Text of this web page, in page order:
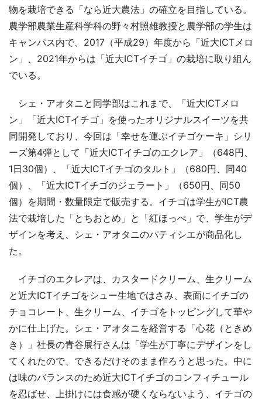
物を栽培できる「なら近大農法」の確立を目指している。
農学部農業生産科学科の野々村照雄教授と農学部の学生は
キャンパス内で、2017（平成29）年度から「近大ICTメロ
ン」、2021年からは「近大ICTイチゴ」の栽培に取り組ん
でいる。
シェ・アオタニと同学部はこれまで、「近大ICTメロ
ン」「近大ICTイチゴ」を使ったオリジナルスイーツを共
同開発しており、今回は「幸せを運ぶイチゴケーキ」シリ
ーズ第4弾として「近大ICTイチゴのエクレア」（648円、
1日30個）、「近大ICTイチゴのタルト」（680円、同40
個）、「近大ICTイチゴのジェラート」（650円、同50
個）を期間・数量限定で販売する。イチゴは学生がICT農
法で栽培した「とちおとめ」と「紅ほっぺ」で、学生がデ
ザインを考え、シェ・アオタニのパティシエが商品化し
た。
イチゴのエクレアは、カスタードクリーム、生クリーム
と近大ICTイチゴをシュー生地ではさみ、表面にイチゴの
チョコレート、生クリーム、イチゴをトッピングして華や
かに仕上げた。シェ・アオタニを経営する「心花（ときめ
き）」社長の青谷展行さんは「学生が丁寧にデザインをし
てくれたので、できるだけそのまま作ろうと思った。中に
は味のバランスのため近大ICTイチゴのコンフィチュール
を忍ばせ、上掛けには食感が硬くならないよう、イチゴの